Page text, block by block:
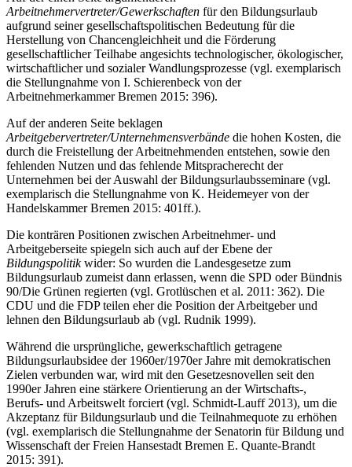
Arbeitnehmervertreter/Gewerkschaften für den Bildungsurlaub
aufgrund seiner gesellschaftspolitischen Bedeutung für die
Herstellung von Chancengleichheit und die Förderung
gesellschaftlicher Teilhabe angesichts technologischer, ökologischer,
wirtschaftlicher und sozialer Wandlungsprozesse (vgl. exemplarisch
die Stellungnahme von I. Schierenbeck von der
Arbeitnehmerkammer Bremen 2015: 396).
Auf der anderen Seite beklagen
Arbeitgebervertreter/Unternehmensverbände die hohen Kosten, die
durch die Freistellung der Arbeitnehmenden entstehen, sowie den
fehlenden Nutzen und das fehlende Mitspracherecht der
Unternehmen bei der Auswahl der Bildungsurlaubsseminare (vgl.
exemplarisch die Stellungnahme von K. Heidemeyer von der
Handelskammer Bremen 2015: 401ff.).
Die konträren Positionen zwischen Arbeitnehmer- und
Arbeitgeberseite spiegeln sich auch auf der Ebene der
Bildungspolitikwider: So wurden die Landesgesetze zum
Bildungsurlaub zumeist dann erlassen, wenn die SPD oder Bündnis
90/Die Grünen regierten (vgl. Grotlüschen et al. 2011: 362). Die
CDU und die FDP teilen eher die Position der Arbeitgeber und
lehnen den Bildungsurlaub ab (vgl. Rudnik 1999).
Während die ursprüngliche, gewerkschaftlich getragene
Bildungsurlaubsidee der 1960er/1970er Jahre mit demokratischen
Zielen verbunden war, wird mit den Gesetzesnovellen seit den
1990er Jahren eine stärkere Orientierung an der Wirtschafts-,
Berufs- und Arbeitswelt forciert (vgl. Schmidt-Lauff 2013), um die
Akzeptanz für Bildungsurlaub und die Teilnahmequote zu erhöhen
(vgl. exemplarisch die Stellungnahme der Senatorin für Bildung und
Wissenschaft der Freien Hansestadt Bremen E. Quante-Brandt
2015: 391).